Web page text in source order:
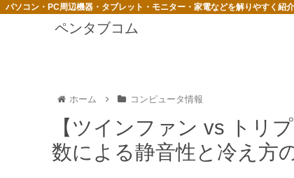
パソコン・PC周辺機器・タブレット・モニター・家電などを解りやすく紹介
ペンタブコム
ホーム コンピュータ情報
【ツインファン vs トリ
数による静音性と冷え方